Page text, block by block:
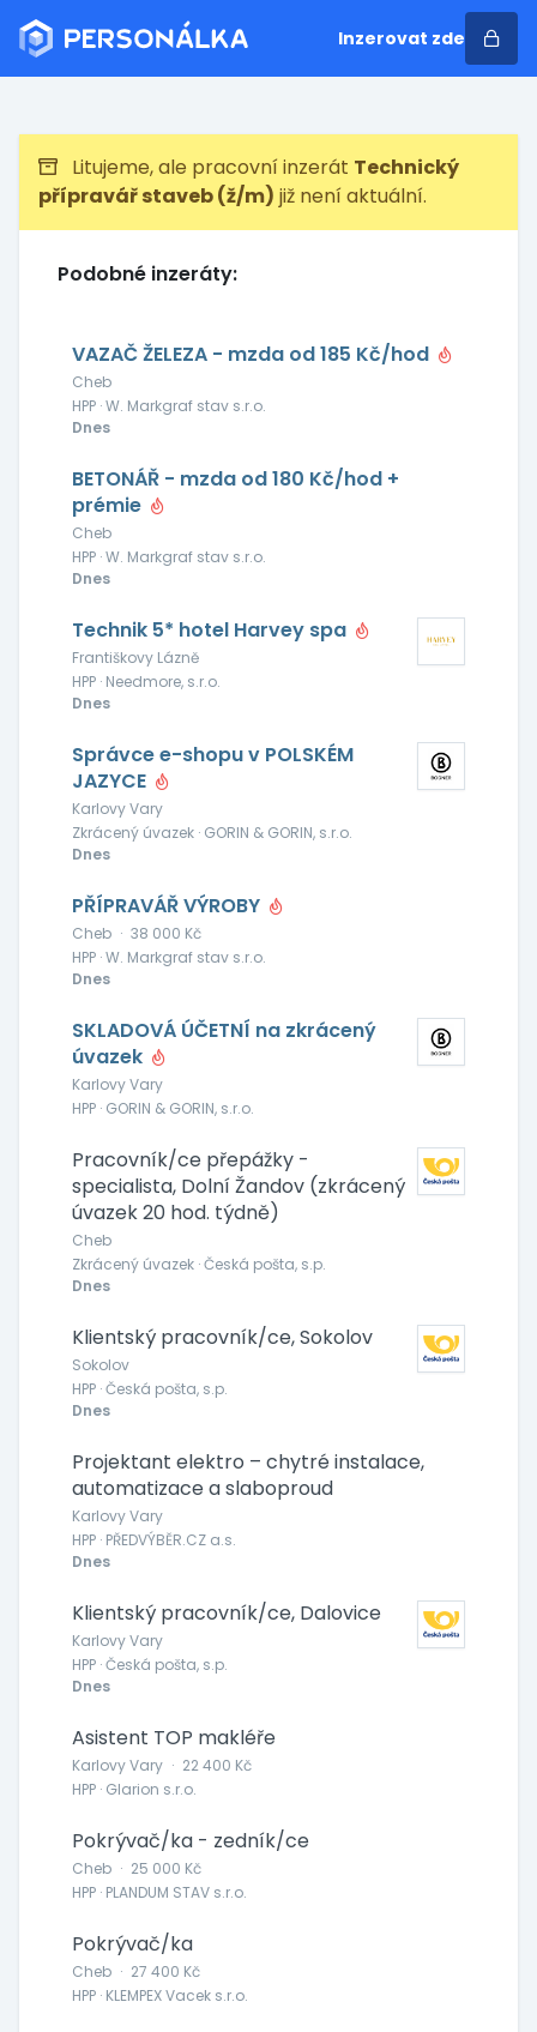
Inzerovat zde
Litujeme, ale pracovní inzerát Technický
přípravář staveb (ž/m) již není aktuální.
Podobné inzeráty:
VAZAČ ŽELEZA - mzda od 185 Kč/hod
Cheb
HPP · W. Markgraf stav s.r.o.
Dnes
BETONÁŘ - mzda od 180 Kč/hod +
prémie
Cheb
HPP · W. Markgraf stav s.r.o.
Dnes
Technik 5* hotel Harvey spa
Františkovy Lázně
HPP · Needmore, s.r.o.
Dnes
Správce e-shopu v POLSKÉM
JAZYCE
Karlovy Vary
Zkrácený úvazek · GORIN & GORIN, s.r.o.
Dnes
PŘÍPRAVÁŘ VÝROBY
Cheb · 38 000 Kč
HPP · W. Markgraf stav s.r.o.
Dnes
SKLADOVÁ ÚČETNÍ na zkrácený
úvazek
Karlovy Vary
HPP · GORIN & GORIN, s.r.o.
Pracovník/ce přepážky -
specialista, Dolní Žandov (zkrácený
úvazek 20 hod. týdně)
Cheb
Zkrácený úvazek · Česká pošta, s.p.
Dnes
Klientský pracovník/ce, Sokolov
Sokolov
HPP · Česká pošta, s.p.
Dnes
Projektant elektro – chytré instalace,
automatizace a slaboproud
Karlovy Vary
HPP · PŘEDVÝBĚR.CZ a.s.
Dnes
Klientský pracovník/ce, Dalovice
Karlovy Vary
HPP · Česká pošta, s.p.
Dnes
Asistent TOP makléře
Karlovy Vary · 22 400 Kč
HPP · Glarion s.r.o.
Pokrývač/ka - zedník/ce
Cheb · 25 000 Kč
HPP · PLANDUM STAV s.r.o.
Pokrývač/ka
Cheb · 27 400 Kč
HPP · KLEMPEX Vacek s.r.o.